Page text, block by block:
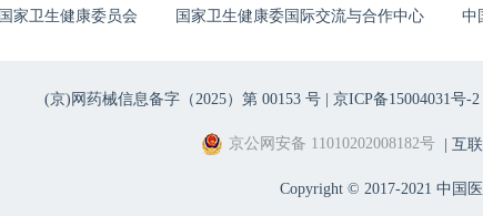
国家卫生健康委员会 国家卫生健康委国际交流与合作中心 中
(京)网药械信息备字（2025）第 00153 号 | 京ICP备15004031号-2
京公网安备 11010202008182号| 互联
Copyright © 2017-2021 中国